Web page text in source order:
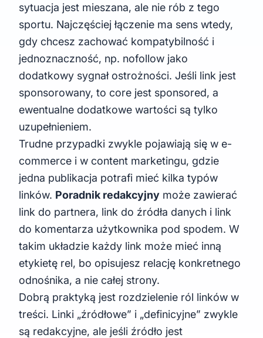
sytuacja jest mieszana, ale nie rób z tego
sportu. Najczęściej łączenie ma sens wtedy,
gdy chcesz zachować kompatybilność i
jednoznaczność, np. nofollow jako
dodatkowy sygnał ostrożności. Jeśli link jest
sponsorowany, to core jest sponsored, a
ewentualne dodatkowe wartości są tylko
uzupełnieniem.
Trudne przypadki zwykle pojawiają się w e-
commerce i w content marketingu, gdzie
jedna publikacja potrafi mieć kilka typów
linków. Poradnik redakcyjny może zawierać
link do partnera, link do źródła danych i link
do komentarza użytkownika pod spodem. W
takim układzie każdy link może mieć inną
etykietę rel, bo opisujesz relację konkretnego
odnośnika, a nie całej strony.
Dobrą praktyką jest rozdzielenie ról linków w
treści. Linki „źródłowe” i „definicyjne” zwykle
są redakcyjne, ale jeśli źródło jest